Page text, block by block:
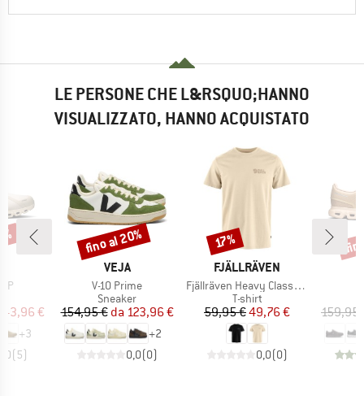
LE PERSONE CHE L&RSQUO;HANNO
VISUALIZZATO, HANNO ACQUISTATO
ridotto
€
+3
(5)
MARCHIO
VEJA
Articolo
V-10 Prime
Gruppo di prodotti
Sneaker
Prezzo
154,95 € Prezzo ridotto
da 123,96 €
+2
0,0(0)
Sconto
fino al 20%
MARCHIO
FJÄLLRÄVEN
Articolo
Fjällräven Heavy Classic T-Shirt
Gruppo di prodotti
T-shirt
Prezzo
59,95 €Prezzo ridotto
49,76 €
0,0(0)
Sconto
17%
159,95